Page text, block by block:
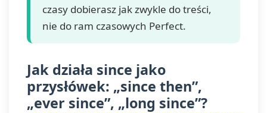
czasy dobierasz jak zwykle do treści,
nie do ram czasowych Perfect.
Jak działa since jako
przysłówek: „since then”,
„ever since”, „long since”?